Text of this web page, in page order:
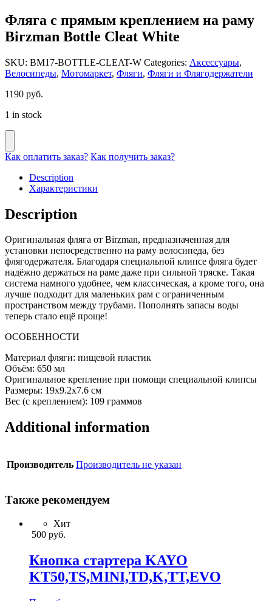
Фляга с прямым креплением на раму
Birzman Bottle Cleat White
SKU: BM17-BOTTLE-CLEAT-W Categories: Аксессуары,
Велосипеды, Мотомаркет, Фляги, Фляги и Флягодержатели
1190 руб.
1 in stock
Как оплатить заказ? Как получить заказ?
Description
Характеристики
Description
Оригинальная фляга от Birzman, предназначенная для
установки непосредственно на раму велосипеда, без
флягодержателя. Благодаря специальной клипсе фляга будет
надёжно держаться на раме даже при сильной тряске. Такая
система намного удобнее, чем классическая, а кроме того, она
лучше подходит для маленьких рам с ограниченным
пространством между трубами. Пополнять запасы воды
теперь стало ещё проще!
ОСОБЕННОСТИ
Материал фляги: пищевой пластик
Объём: 650 мл
Оригинальное крепление при помощи специальной клипсы
Размеры: 19х9.2х7.6 см
Вес (с креплением): 109 граммов
Additional information
Производитель Производитель не указан
Также рекомендуем
Хит
500 руб.
Кнопка стартера KAYO
KT50,TS,MINI,TD,K,TT,EVO